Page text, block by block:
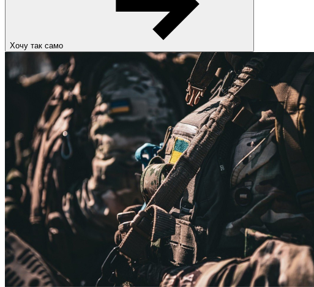
Хочу так само